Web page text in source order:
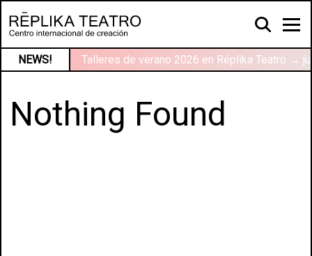
NEWS! Talleres de verano 2026 en Réplika Teatro →
Nothing Found